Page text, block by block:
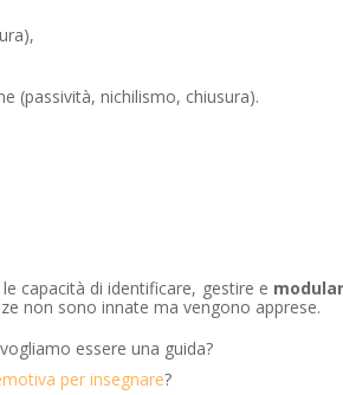
(passività, nichilismo, chiusura).
capacità di identificare, gestire e
non sono innate ma vengono apprese.
essere una guida?
per insegnare?